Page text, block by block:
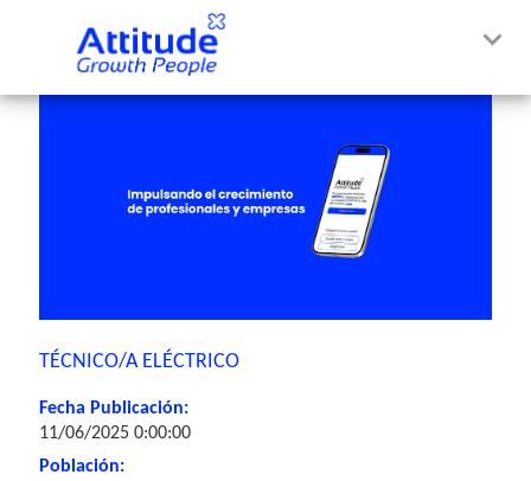
TÉCNICO/A ELÉCTRICO
Fecha Publicación:
11/06/2025 0:00:00
Población: